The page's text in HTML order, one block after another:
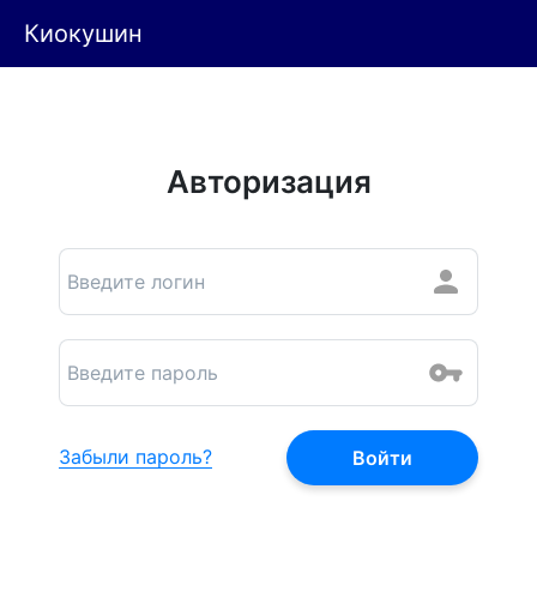
Киокушин
Авторизация
Забыли пароль?